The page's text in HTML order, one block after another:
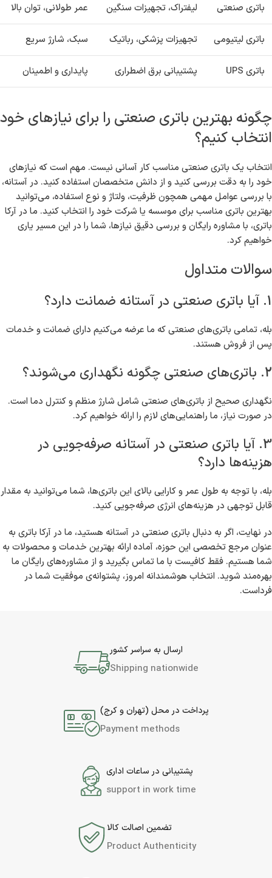
باتری صنعتی لیفتراک، تجهیزات سنگین عمر طولانی، توان بالا
باتری لیتیومی تجهیزات پزشکی، رباتیک سبک، شارژ سریع
باتری UPS پشتیبانی برق اضطراری پایداری و اطمینان
چگونه بهترین باتری صنعتی را برای نیازهای خود
انتخاب کنیم؟
انتخاب یک باتری صنعتی مناسب کار آسانی نیست. مهم است که نیازهای
خود را به دقت بررسی کنید و از دانش متخصصان استفاده کنید. در آستانه،
با بررسی عوامل مهمی همچون ظرفیت، ولتاژ و نوع استفاده، می‌توانید
بهترین باتری مناسب برای موسسه یا شرکت خود را انتخاب کنید. ما در آرکا
باتری، با مشاوره رایگان و بررسی دقیق نیازها، شما را در این مسیر یاری
خواهیم کرد.
سوالات متداول
1. آیا باتری صنعتی در آستانه ضمانت دارد؟
بله، تمامی باتری‌های صنعتی که ما عرضه می‌کنیم دارای ضمانت و خدمات
پس از فروش هستند.
2. باتری‌های صنعتی چگونه نگهداری می‌شوند؟
نگهداری صحیح از باتری‌های صنعتی شامل شارژ منظم و کنترل دما است.
در صورت نیاز، ما راهنمایی‌های لازم را ارائه خواهیم کرد.
3. آیا باتری صنعتی در آستانه صرفه‌جویی در
هزینه‌ها دارد؟
بله، با توجه به طول عمر و کارایی بالای این باتری‌ها، شما می‌توانید به مقدار
قابل توجهی در هزینه‌های انرژی صرفه‌جویی کنید.
در نهایت، اگر به دنبال باتری صنعتی در آستانه هستید، ما در آرکا باتری به
عنوان مرجع تخصصی این حوزه، آماده‌ ارائه بهترین خدمات و محصولات به
شما هستیم. فقط کافیست با ما تماس بگیرید و از مشاوره‌های رایگان ما
بهره‌مند شوید. انتخاب هوشمندانه امروز، پشتوانه‌ی موفقیت شما در
فرداست.
ارسال به سراسر کشور
Shipping nationwide
پرداخت در محل (تهران و کرج)
Payment methods
پشتیبانی در ساعات اداری
support in work time
تضمین اصالت کالا
Product Authenticity